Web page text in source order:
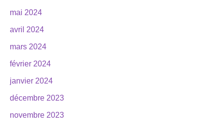
mai 2024
avril 2024
mars 2024
février 2024
janvier 2024
décembre 2023
novembre 2023